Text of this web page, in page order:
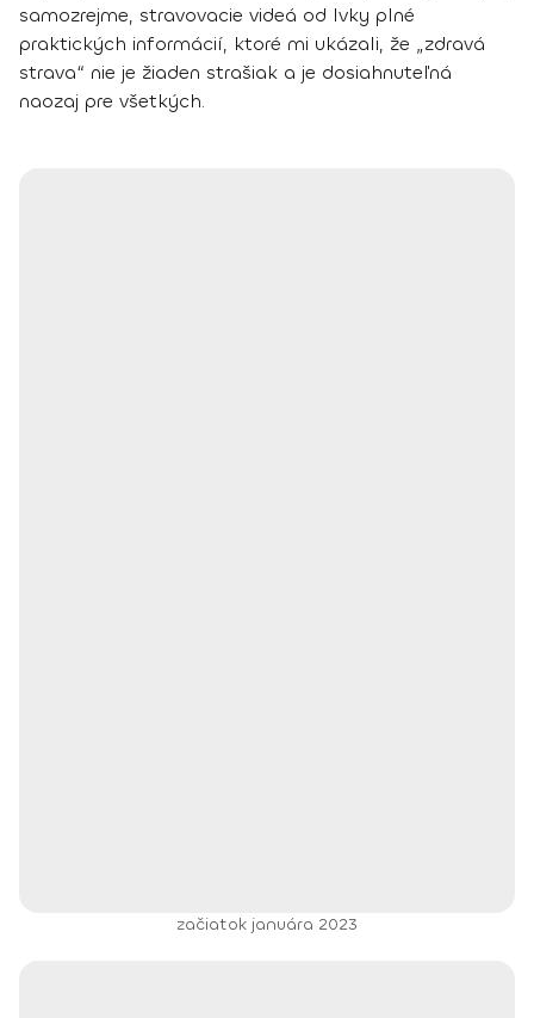
samozrejme, stravovacie videá od Ivky plné
praktických informácií, ktoré mi ukázali, že „zdravá
strava“ nie je žiaden strašiak a je dosiahnuteľná
naozaj pre všetkých.
začiatok januára 2023